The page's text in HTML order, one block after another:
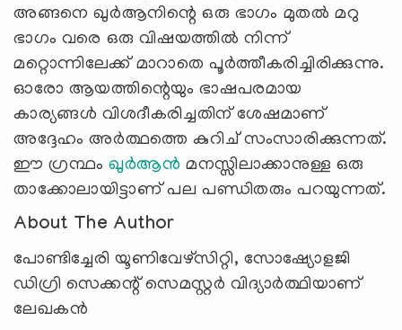
അങ്ങനെ ഖുർആനിന്റെ ഒരു ഭാഗം മുതൽ മറു
ഭാഗം വരെ ഒരു വിഷയത്തിൽ നിന്ന്
മറ്റൊന്നിലേക്ക് മാറാതെ പൂർത്തീകരിച്ചിരിക്കുന്നു.
ഓരോ ആയത്തിന്റെയും ഭാഷപരമായ
കാര്യങ്ങൾ വിശദീകരിച്ചതിന് ശേഷമാണ്
അദ്ദേഹം അർത്ഥത്തെ കുറിച് സംസാരിക്കുന്നത്.
ഈ ഗ്രന്ഥം ഖുർആൻ മനസ്സിലാക്കാനുള്ള ഒരു
താക്കോലായിട്ടാണ് പല പണ്ഡിതരും പറയുന്നത്.
About The Author
പോണ്ടിച്ചേരി യൂണിവേഴ്സിറ്റി, സോഷ്യോളജി
ഡിഗ്രി സെക്കന്റ് സെമസ്റ്റർ വിദ്യാർത്ഥിയാണ്
ലേഖകന്‍